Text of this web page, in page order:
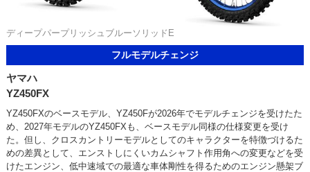
ディープパープリッシュブルーソリッドE
フルモデルチェンジ
ヤマハ
YZ450FX
YZ450FXのベースモデル、YZ450Fが2026年でモデルチェンジを受けたた
め、2027年モデルのYZ450FXも、ベースモデル同様の仕様変更を受け
た。但し、クロスカントリーモデルとしてのキャラクターを特徴づけるた
めの差異として、エンストしにくいカムシャフト作用角への変更などを受
けたエンジン、低中速域での最適な車体剛性を得るためのエンジン懸架ブ